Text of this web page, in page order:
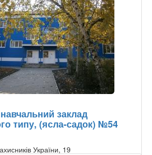
заклад
типу, (ясла-садок) №54
України, 19